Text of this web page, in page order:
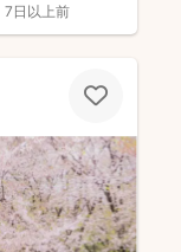
7日以上前